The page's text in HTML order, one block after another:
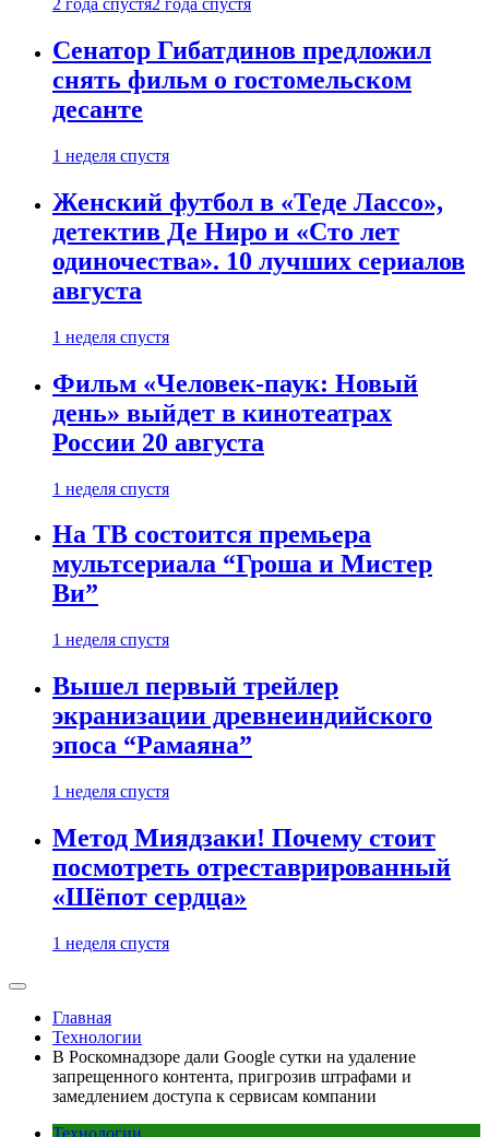
2 года спустя2 года спустя
Сенатор Гибатдинов предложил
снять фильм о гостомельском
десанте
1 неделя спустя
Женский футбол в «Теде Лассо»,
детектив Де Ниро и «Сто лет
одиночества». 10 лучших сериалов
августа
1 неделя спустя
Фильм «Человек-паук: Новый
день» выйдет в кинотеатрах
России 20 августа
1 неделя спустя
На ТВ состоится премьера
мультсериала “Гроша и Мистер
Ви”
1 неделя спустя
Вышел первый трейлер
экранизации древнеиндийского
эпоса “Рамаяна”
1 неделя спустя
Метод Миядзаки! Почему стоит
посмотреть отреставрированный
«Шёпот сердца»
1 неделя спустя
Главная
Технологии
В Роскомнадзоре дали Google сутки на удаление
запрещенного контента, пригрозив штрафами и
замедлением доступа к сервисам компании
Технологии